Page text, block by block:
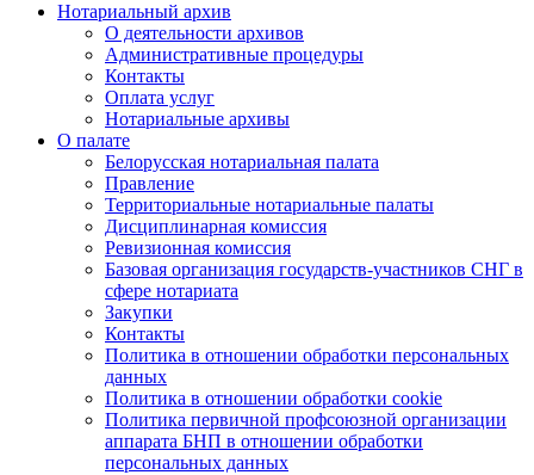
Нотариальный архив
О деятельности архивов
Административные процедуры
Контакты
Оплата услуг
Нотариальные архивы
О палате
Белорусская нотариальная палата
Правление
Территориальные нотариальные палаты
Дисциплинарная комиссия
Ревизионная комиссия
Базовая организация государств-участников СНГ в
сфере нотариата
Закупки
Контакты
Политика в отношении обработки персональных
данных
Политика в отношении обработки cookie
Политика первичной профсоюзной организации
аппарата БНП в отношении обработки
персональных данных